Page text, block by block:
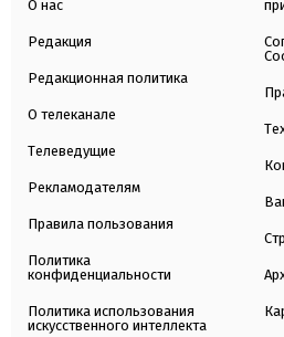
О нас
Редакция
Редакционная политика
О телеканале
Телеведущие
Рекламодателям
Правила пользования
Политика
конфиденциальности
Политика использования
искусственного интеллекта